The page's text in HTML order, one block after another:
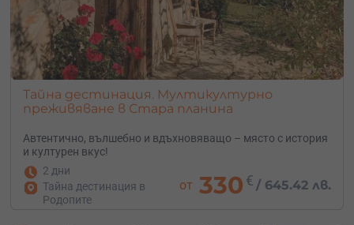
Тайна дестинация. Mултикултурно
преживяване в Стара планина
Автентично, вълшебно и вдъхновяващо – място с история
и културен вкус!
2 дни
Тайна дестинация в
Родопите
от 330 € / 645.42 лв.